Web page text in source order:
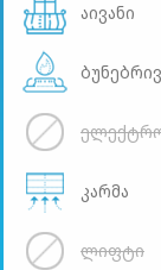
აივანი
კარმა
ლიფტი